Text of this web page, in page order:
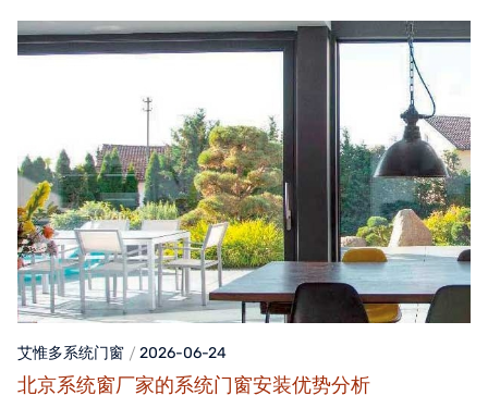
艾惟多系统门窗 2026-06-24
北京系统窗厂家的系统门窗安装优势分析